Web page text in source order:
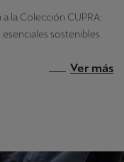
la Colección CUPRA:
esenciales sostenibles.
Ver más